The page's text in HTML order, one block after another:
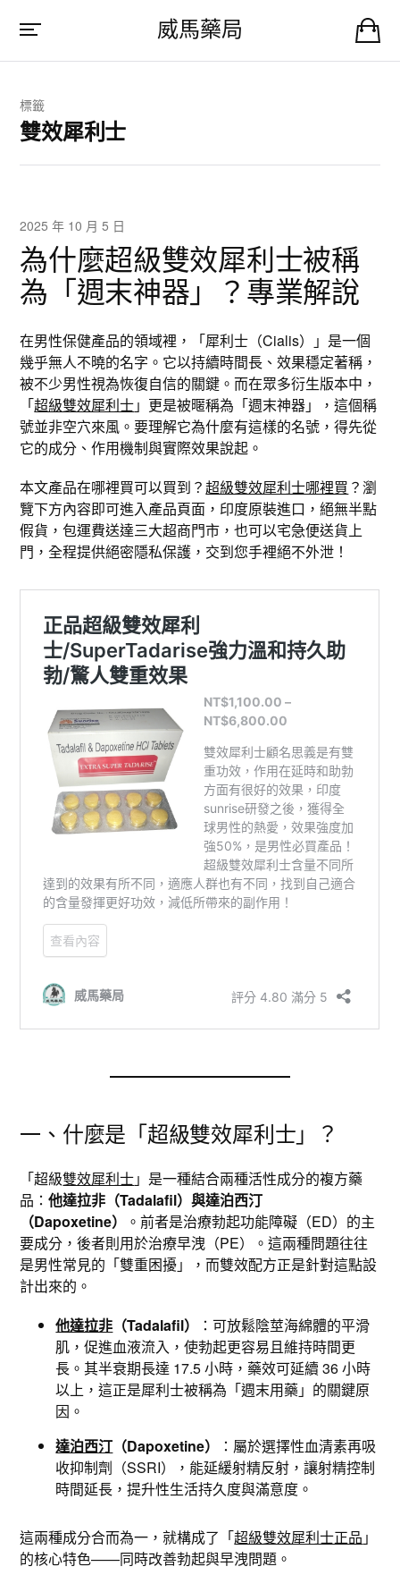
威馬藥局
標籤
雙效犀利士
2025 年 10 月 5 日
為什麼超級雙效犀利士被稱
為「週末神器」？專業解說
在男性保健產品的領域裡，「犀利士（Cialis）」是一個
幾乎無人不曉的名字。它以持續時間長、效果穩定著稱，
被不少男性視為恢復自信的關鍵。而在眾多衍生版本中，
「超級雙效犀利士」更是被暱稱為「週末神器」，這個稱
號並非空穴來風。要理解它為什麼有這樣的名號，得先從
它的成分、作用機制與實際效果說起。
本文產品在哪裡買可以買到？超級雙效犀利士哪裡買 ？瀏
覽下方內容即可進入產品頁面，印度原裝進口，絕無半點
假貨，包運費送達三大超商門市，也可以宅急便送貨上
門，全程提供絕密隱私保護，交到您手裡絕不外泄！
一、什麼是「超級雙效犀利士」？
「超級雙效犀利士」是一種結合兩種活性成分的複方藥
品：他達拉非（Tadalafil）與達泊西汀
（Dapoxetine）
。前者是治療勃起功能障礙（ED）的主
要成分，後者則用於治療早洩（PE）。這兩種問題往往
是男性常見的「雙重困擾」，而雙效配方正是針對這點設
計出來的。
他達拉非 （Tadalafil）
：可放鬆陰莖海綿體的平滑
肌，促進血液流入，使勃起更容易且維持時間更
長。其半衰期長達 17.5 小時，藥效可延續 36 小時
以上，這正是犀利士被稱為「週末用藥」的關鍵原
因。
達泊西汀 （Dapoxetine）
：屬於選擇性血清素再吸
收抑制劑（SSRI），能延緩射精反射，讓射精控制
時間延長，提升性生活持久度與滿意度。
這兩種成分合而為一，就構成了「超級雙效犀利士正品 」
的核心特色——同時改善勃起與早洩問題。